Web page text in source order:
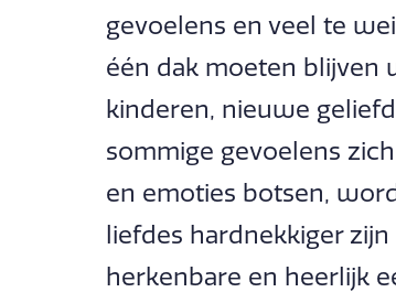
gevoelens en veel te
één dak moeten blijven
kinderen, nieuwe
sommige gevoelens
en emoties botsen,
liefdes hardnekkiger
herkenbare en heerlijk